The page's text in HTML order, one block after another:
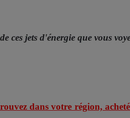
jets d'énergie que vous
dans votre région,